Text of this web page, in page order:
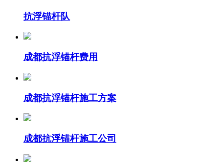
抗浮锚杆队
成都抗浮锚杆费用
成都抗浮锚杆施工方案
成都抗浮锚杆施工公司